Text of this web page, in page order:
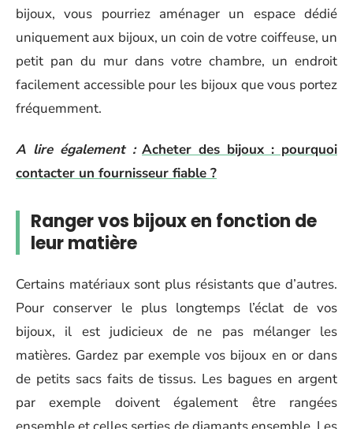
bijoux, vous pourriez aménager un espace dédié
uniquement aux bijoux, un coin de votre coiffeuse, un
petit pan du mur dans votre chambre, un endroit
facilement accessible pour les bijoux que vous portez
fréquemment.
A lire également : Acheter des bijoux : pourquoi
contacter un fournisseur fiable ?
Ranger vos bijoux en fonction de
leur matière
Certains matériaux sont plus résistants que d’autres.
Pour conserver le plus longtemps l’éclat de vos
bijoux, il est judicieux de ne pas mélanger les
matières. Gardez par exemple vos bijoux en or dans
de petits sacs faits de tissus. Les bagues en argent
par exemple doivent également être rangées